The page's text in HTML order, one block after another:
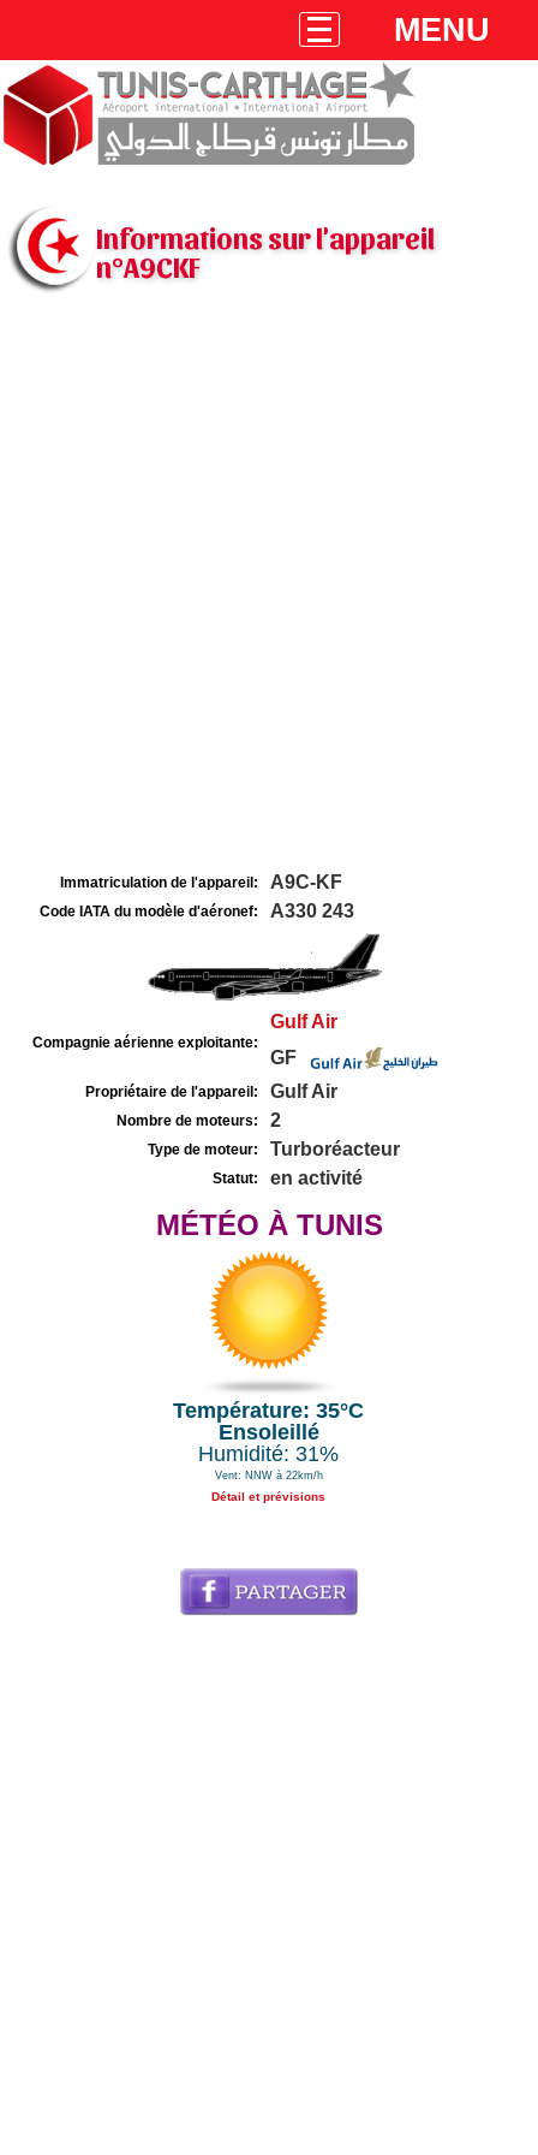
MENU
Informations sur l'appareil
n°A9CKF
Immatriculation de l'appareil: A9C-KF
Code IATA du modèle d'aéronef: A330 243
Compagnie aérienne exploitante:
Gulf Air
GF
Propriétaire de l'appareil: Gulf Air
Nombre de moteurs: 2
Type de moteur: Turboréacteur
Statut: en activité
MÉTÉO À TUNIS
Température: 35°C
Ensoleillé
Humidité: 31%
Vent: NNW à 22km/h
Détail et prévisions